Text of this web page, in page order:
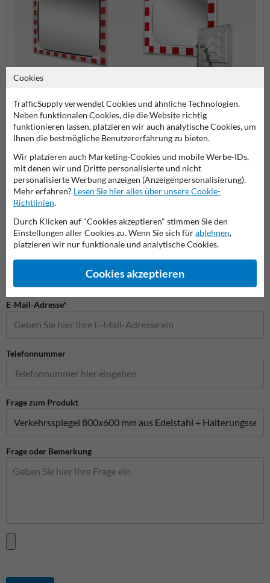
Verkehrsspiegel
Stellen Sie Ihre Frage an VerkehrsspiegelKaufen.de
Name*
E-Mail-Adresse*
Telefonnummer
Frage zum Produkt
Frage oder Bemerkung
Cookies
TrafficSupply verwendet Cookies und ähnliche Technologien.
Neben funktionalen Cookies, die die Website richtig
funktionieren lassen, platzieren wir auch analytische Cookies, um
Ihnen die bestmögliche Benutzererfahrung zu bieten.
Wir platzieren auch Marketing-Cookies und mobile Werbe-IDs,
mit denen wir und Dritte personalisierte und nicht
personalisierte Werbung anzeigen (Anzeigenpersonalisierung).
Mehr erfahren? Lesen Sie hier alles über unsere Cookie-
Richtlinien.
Durch Klicken auf "Cookies akzeptieren" stimmen Sie den
Einstellungen aller Cookies zu. Wenn Sie sich fürablehnen,
platzieren wir nur funktionale und analytische Cookies.
Cookies akzeptieren